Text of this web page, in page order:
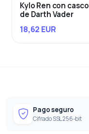
Kylo Ren con casco
de Darth Vader
18,62 EUR
Pago seguro
Cifrado SSL 256-bit